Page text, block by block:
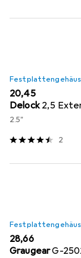
EUR
20,45
Delock 2,5
2.5"
2
EUR
28,66
GraugearG-